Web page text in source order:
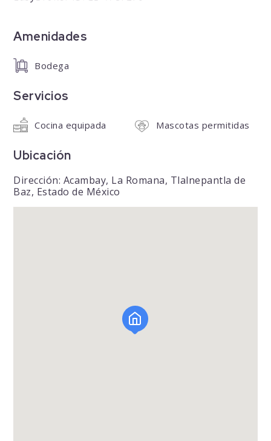
Amenidades
Bodega
Servicios
Cocina equipada Mascotas permitidas
Ubicación
Dirección: Acambay, La Romana, Tlalnepantla de
Baz, Estado de México